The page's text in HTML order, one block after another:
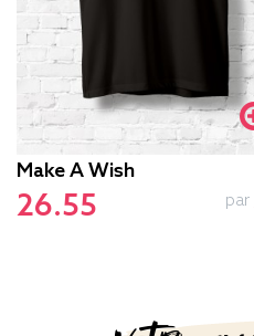
Make A Wish
26.55 par